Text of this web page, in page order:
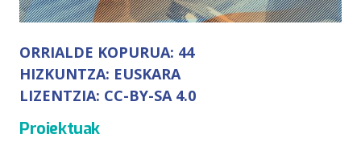
ORRIALDE KOPURUA: 44
HIZKUNTZA: EUSKARA
LIZENTZIA: CC-BY-SA 4.0
Proiektuak